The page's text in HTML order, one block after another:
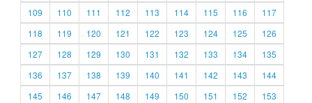
109
110 111 112 113 114 115 116
117
118
119 120 121 122 123 124 125
126
127
128 129 130 131 132 133 134
135
136
137 138 139 140 141 142 143
144
145
146 147 148 149 150 151 152
153